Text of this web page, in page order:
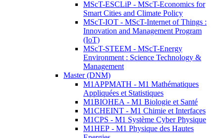
MScT-ESCLiP - MScT-Economics for
Smart Cities and Climate Policy
MScT-IOT - MScT-Internet of Things :
Innovation and Management Program
(IoT)
MScT-STEEM - MScT-Energy
Environment : Science Technology &
Management
Master (DNM)
M1APPMATH - M1 Mathématiques
Appliquées et Statistiques
M1BIOHEA - M1 Biologie et Santé
M1CHEINT - M1 Chimie et Interfaces
M1CPS - M1 Système Cyber Physique
M1HEP - M1 Physique des Hautes